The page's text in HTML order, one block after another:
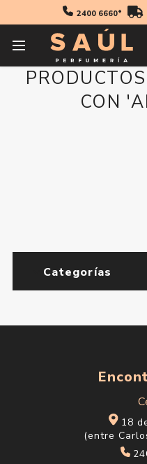
2400 6660*
CON
Categorías
18
(entre